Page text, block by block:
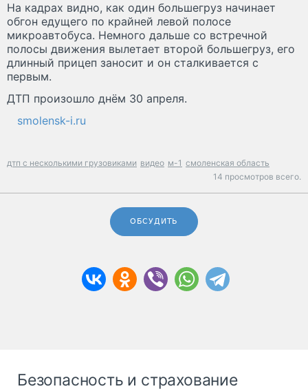
На кадрах видно, как один большегруз начинает
обгон едущего по крайней левой полосе
микроавтобуса. Немного дальше со встречной
полосы движения вылетает второй большегруз, его
длинный прицеп заносит и он сталкивается с
первым.
ДТП произошло днём 30 апреля.
smolensk-i.ru
дтп с несколькими грузовиками видео м-1 смоленская область
14 просмотров всего.
ОБСУДИТЬ
Безопасность и страхование